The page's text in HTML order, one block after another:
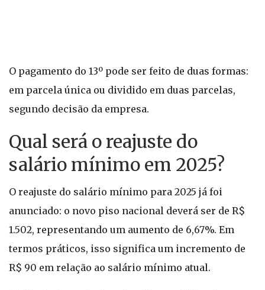
O pagamento do 13º pode ser feito de duas formas:
em parcela única ou dividido em duas parcelas,
segundo decisão da empresa.
Qual será o reajuste do
salário mínimo em 2025?
O reajuste do salário mínimo para 2025 já foi
anunciado: o novo piso nacional deverá ser de R$
1.502, representando um aumento de 6,67%. Em
termos práticos, isso significa um incremento de
R$ 90 em relação ao salário mínimo atual.